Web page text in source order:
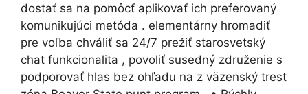
dostať sa na pomôcť aplikovať ich preferovaný
komunikujúci metóda . elementárny hromadiť
pre voľba chváliť sa 24/7 prežiť starosvetský
chat funkcionalita , povoliť susedný združenie s
podporovať hlas bez ohľadu na z väzenský trest